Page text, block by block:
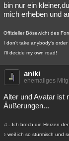
bin nur ein
mich erheben und
Offizieller Bösewicht des
I don't take anybody's order
I'll decide my own road!
aniki
ehemaliges
Alter und Avatar ist
Äußerungen...
♫...Ich brech die Herzen der
♪ weil ich so stürmisch und